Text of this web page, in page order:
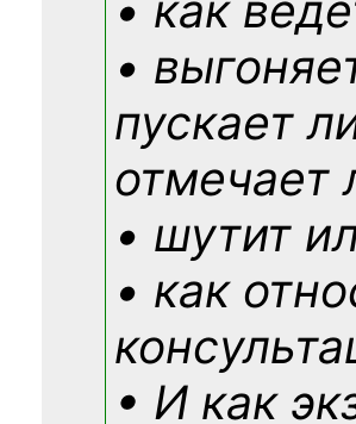
•
пускает
отмечает
• шутит
• как
• И как